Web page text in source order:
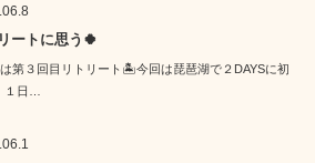
ートに思う🍀
第３回目リトリート🏝️今回は琵琶湖で２DAYSに初
１日…